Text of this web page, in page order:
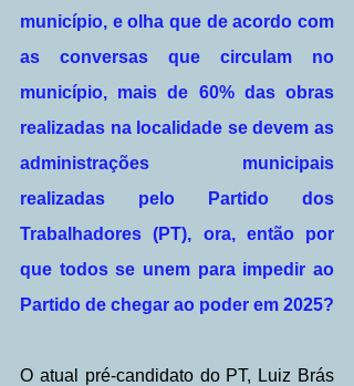
município, e olha que de acordo com
as conversas que circulam no
município, mais de 60% das obras
realizadas na localidade se devem as
administrações municipais
realizadas pelo Partido dos
Trabalhadores (PT), ora, então por
que todos se unem para impedir ao
Partido de chegar ao poder em 2025?
O atual pré-candidato do PT, Luiz Brás